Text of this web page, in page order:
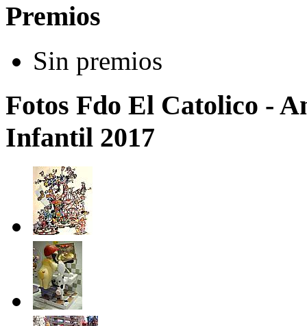
Premios
Sin premios
Fotos Fdo El Catolico -
Infantil 2017